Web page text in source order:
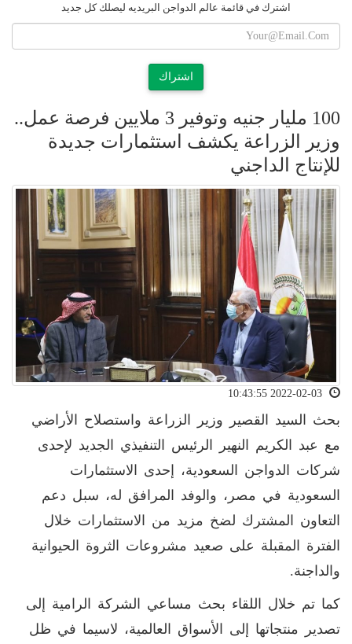
اشترك في قائمة عالم الدواجن البريديه ليصلك كل جديد
اشتراك
100 مليار جنيه وتوفير 3 ملايين فرصة عمل..
وزير الزراعة يكشف استثمارات جديدة
للإنتاج الداجني
بحث السيد القصير وزير الزراعة واستصلاح الأراضي
مع عبد الكريم النهير الرئيس التنفيذي الجديد لإحدى
شركات الدواجن السعودية، إحدى الاستثمارات
السعودية في مصر، والوفد المرافق له، سبل دعم
التعاون المشترك لضخ مزيد من الاستثمارات خلال
الفترة المقبلة على صعيد مشروعات الثروة الحيوانية
والداجنة.
كما تم خلال اللقاء بحث مساعي الشركة الرامية إلى
تصدير منتجاتها إلى الأسواق العالمية، لاسيما في ظل